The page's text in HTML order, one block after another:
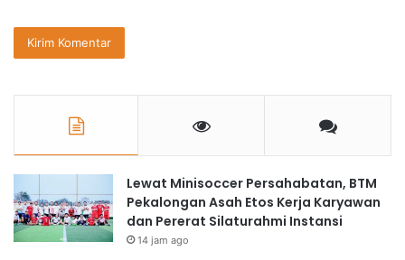
Lewat Minisoccer Persahabatan, BTM
Pekalongan Asah Etos Kerja Karyawan
dan Pererat Silaturahmi Instansi
14 jam ago